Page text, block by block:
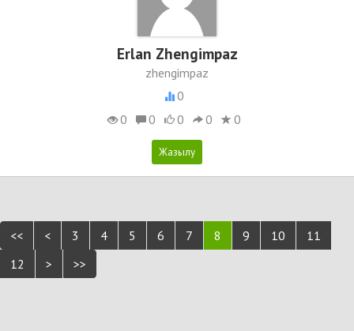
Erlan Zhengimpaz
zhengimpaz
0
0
0 0 0 0
<< < 3 4 5 6 7 8 9 10
11
12
> >>